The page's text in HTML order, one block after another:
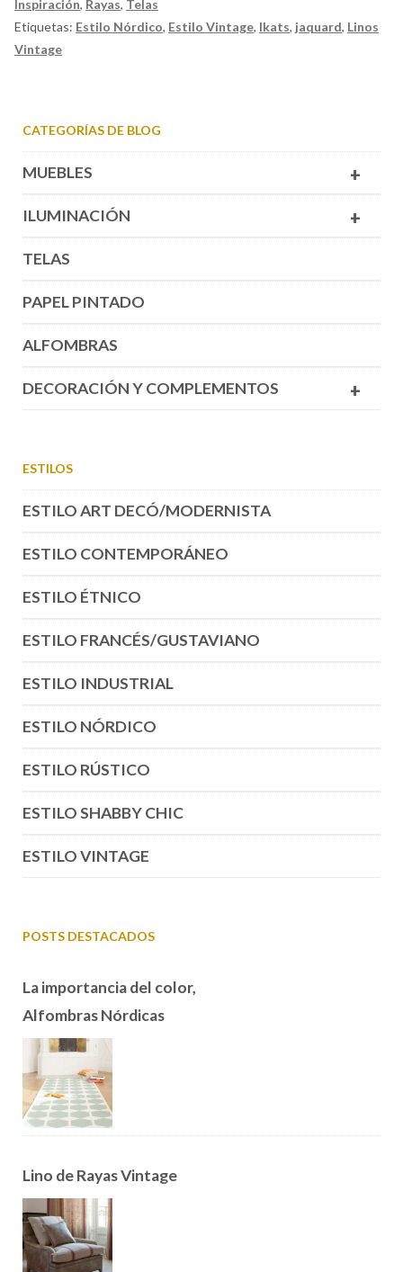
Inspiración, Rayas, Telas
Etiquetas: Estilo Nórdico, Estilo Vintage, Ikats, jaquard, Linos
Vintage
CATEGORÍAS DE BLOG
+
MUEBLES
+
ILUMINACIÓN
TELAS
PAPEL PINTADO
ALFOMBRAS
+
DECORACIÓN Y COMPLEMENTOS
ESTILOS
ESTILO ART DECÓ/MODERNISTA
ESTILO CONTEMPORÁNEO
ESTILO ÉTNICO
ESTILO FRANCÉS/GUSTAVIANO
ESTILO INDUSTRIAL
ESTILO NÓRDICO
ESTILO RÚSTICO
ESTILO SHABBY CHIC
ESTILO VINTAGE
POSTS DESTACADOS
La importancia del color,
Alfombras Nórdicas
Lino de Rayas Vintage